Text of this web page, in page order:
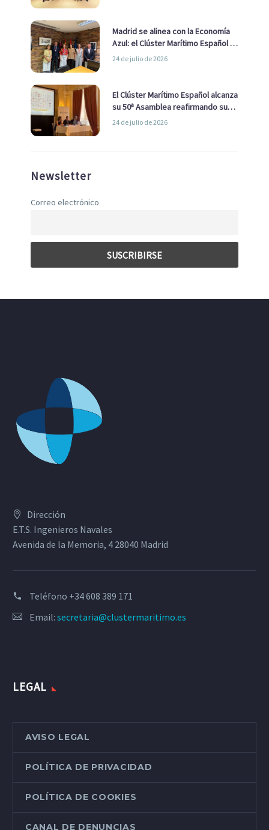
Madrid se alinea con la Economía
Azul: el Clúster Marítimo Español y
la Real Liga Naval avanzan alianzas
24 de julio de 2026
El Clúster Marítimo Español alcanza
su 50ª Asamblea reafirmando su
liderazgo en la Economía Azul
24 de julio de 2026
Newsletter
Correo electrónico
Dirección
E.T.S. Ingenieros Navales
Avenida de la Memoria, 4 28040 Madrid
Teléfono +34 608 389 171
Email: secretaria@clustermaritimo.es
LEGAL
AVISO LEGAL
POLÍTICA DE PRIVACIDAD
POLÍTICA DE COOKIES
CANAL DE DENUNCIAS